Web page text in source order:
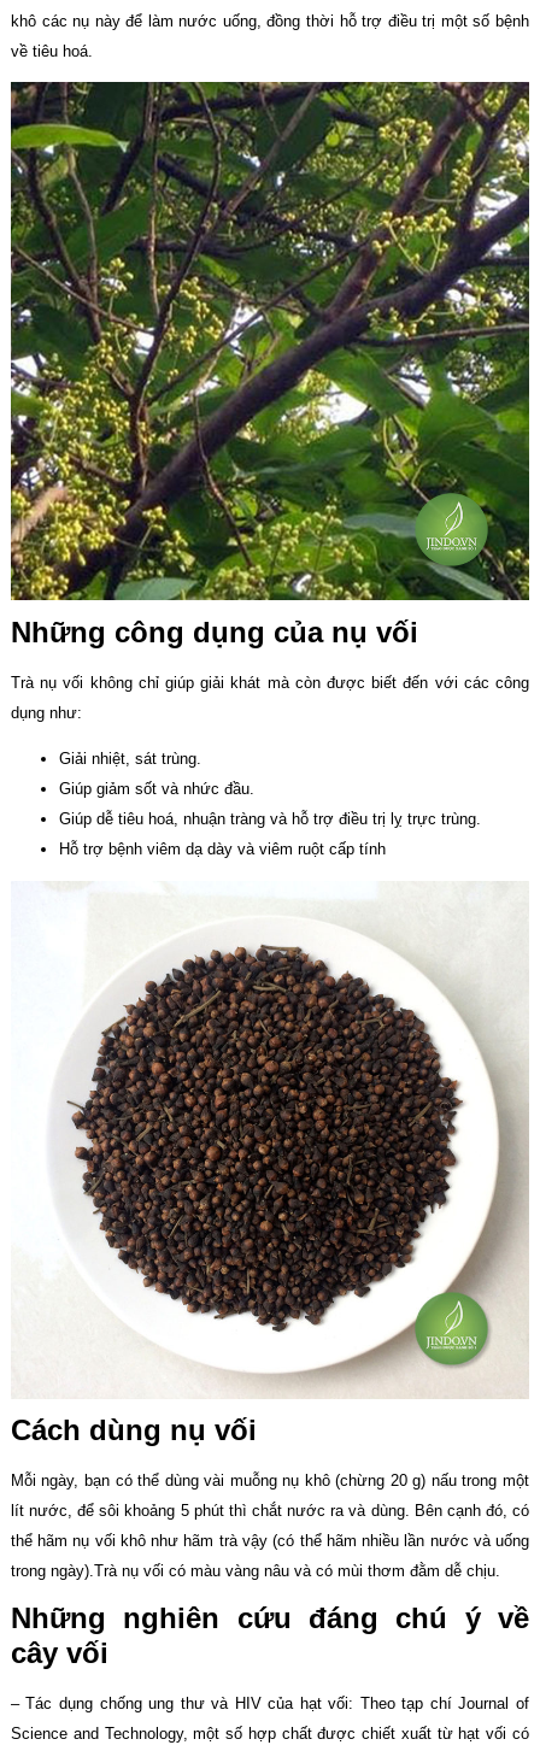
khô các nụ này để làm nước uống, đồng thời hỗ trợ điều trị một số bệnh
về tiêu hoá.
Những công dụng của nụ vối
Trà nụ vối không chỉ giúp giải khát mà còn được biết đến với các công
dụng như:
Giải nhiệt, sát trùng.
Giúp giảm sốt và nhức đầu.
Giúp dễ tiêu hoá, nhuận tràng và hỗ trợ điều trị lỵ trực trùng.
Hỗ trợ bệnh viêm dạ dày và viêm ruột cấp tính
Cách dùng nụ vối
Mỗi ngày, bạn có thể dùng vài muỗng nụ khô (chừng 20 g) nấu trong một
lít nước, để sôi khoảng 5 phút thì chắt nước ra và dùng. Bên cạnh đó, có
thể hãm nụ vối khô như hãm trà vậy (có thể hãm nhiều lần nước và uống
trong ngày).Trà nụ vối có màu vàng nâu và có mùi thơm đằm dễ chịu.
Những nghiên cứu đáng chú ý về
cây vối
– Tác dụng chống ung thư và HIV của hạt vối: Theo tạp chí Journal of
Science and Technology, một số hợp chất được chiết xuất từ hạt vối có